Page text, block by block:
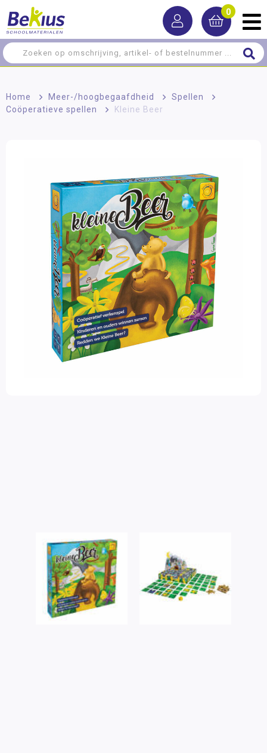
0
Home > Meer-/hoog­begaafdheid > Spellen
>
Coöperatieve spellen
> Kleine Beer